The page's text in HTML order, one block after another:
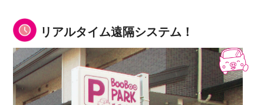
リアルタイム遠隔システム！